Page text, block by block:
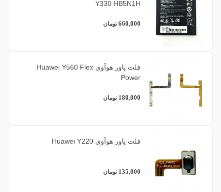
Y330 HB5N1H
660,000 تومان
فلت پاور هوآوی Huawei Y560 Flex
Power
180,000 تومان
فلت پاور هوآوی Huawei Y220
135,000 تومان